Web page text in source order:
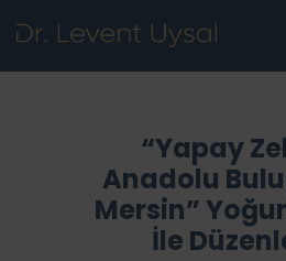
“Yapay
Anadolu
Mersin”
İle